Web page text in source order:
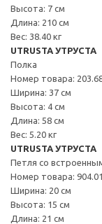
Высота: 7 см
Длина: 210 см
Вес: 38.40 кг
UTRUSTA УТРУСТА
Полка
Номер товара:
Ширина: 37 см
Высота: 4 см
Длина: 58 см
Вес: 5.20 кг
UTRUSTA УТРУСТА
Петля со
Номер товара:
Ширина: 20 см
Высота: 15 см
Длина: 21 см